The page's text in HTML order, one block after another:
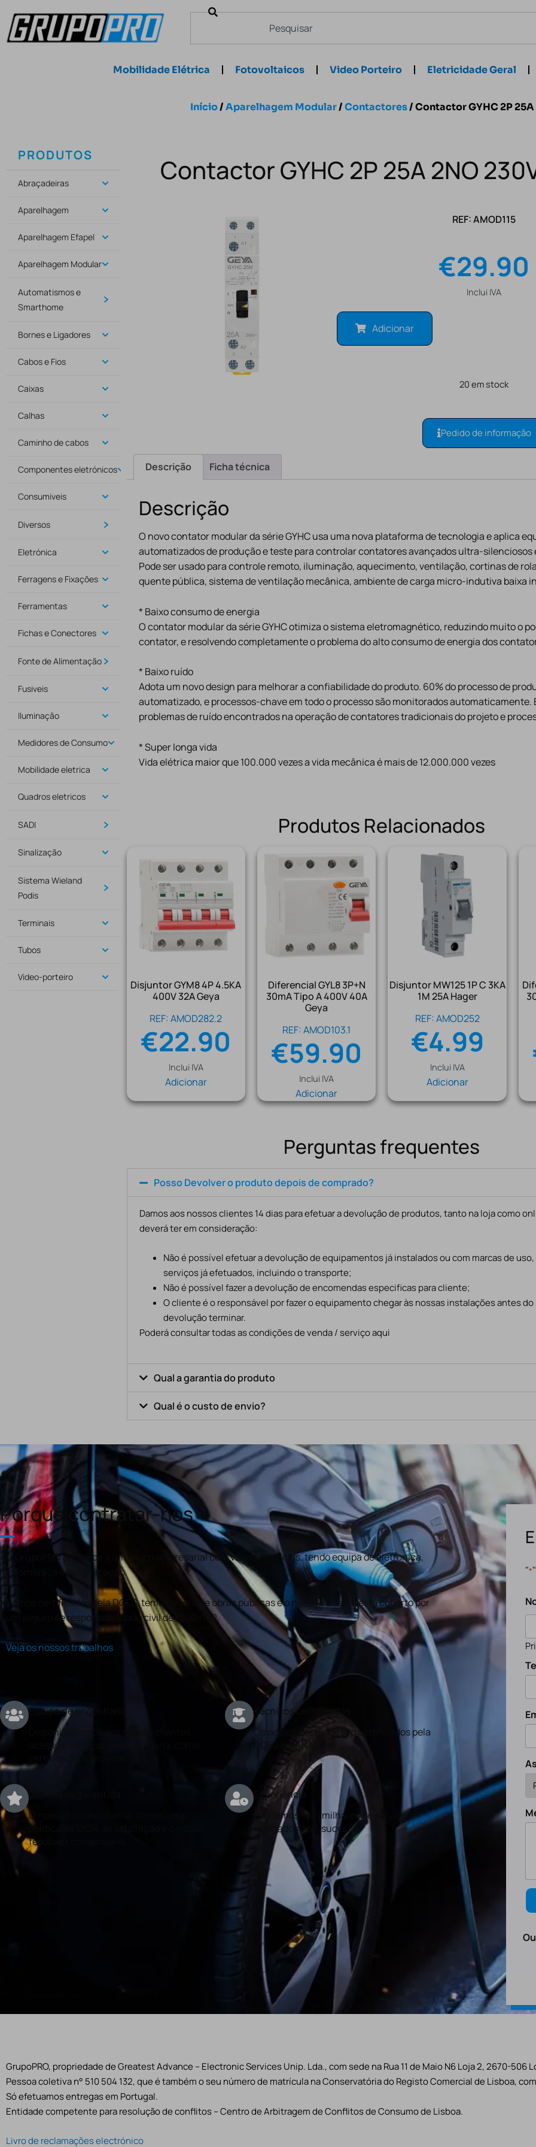
Mobilidade Elétrica Fotovoltaicos Video Porteiro Eletricidade Geral
Início/Aparelhagem Modular/Contactores/ Contactor GYHC 2P
PRODUTOS
Abraçadeiras
Aparelhagem
Aparelhagem Efapel
Aparelhagem Modular
Automatismos e
Smarthome
Bornes e Ligadores
Cabos e Fios
Caixas
Calhas
Caminho de cabos
Componentes eletrónicos
Consumiveis
Diversos
Eletrónica
Ferragens e Fixações
Ferramentas
Fichas e Conectores
Fonte de Alimentação
Fusiveis
Iluminação
Medidores de Consumo
Mobilidade eletrica
Quadros eletricos
SADI
Sinalização
Sistema Wieland
Podis
Terminais
Tubos
Video-porteiro
Contactor GYHC 2P 25A 2NO
REF: AMOD115
€29.90
Inclui IVA
Adicionar
20 em stock
Pedido de informação
Descrição Ficha técnica
Descrição
O novo contator modular da série GYHC usa uma nova plataforma de tecnologia e aplica
automatizados de produção e teste para controlar contatores avançados ultra-silenciosos
Pode ser usado para controle remoto, iluminação, aquecimento, ventilação, cortinas de
quente pública, sistema de ventilação mecânica, ambiente de carga micro-indutiva baixa
* Baixo consumo de energia
O contator modular da série GYHC otimiza o sistema eletromagnético, reduzindo muito o
contator, e resolvendo completamente o problema do alto consumo de energia dos
* Baixo ruído
Adota um novo design para melhorar a confiabilidade do produto. 60% do processo de
automatizado, e processos-chave em todo o processo são monitorados automaticamente.
problemas de ruído encontrados na operação de contatores tradicionais do projeto e
* Super longa vida
Vida elétrica maior que 100.000 vezes a vida mecânica é mais de 12.000.000 vezes
Produtos Relacionados
Disjuntor GYM8 4P 4.5KA
400V 32A Geya
REF: AMOD282.2
€22.90
Inclui IVA
Adicionar
Diferencial GYL8 3P+N
30mA Tipo A 400V 40A
Geya
REF: AMOD103.1
€59.90
Inclui IVA
Adicionar
Disjuntor MW125 1P C 3KA
1M 25A Hager
REF: AMOD252
€4.99
Inclui IVA
Adicionar
Perguntas frequentes
Posso Devolver o produto depois de comprado?
Damos aos nossos clientes 14 dias para efetuar a devolução de produtos, tanto na loja como
deverá ter em consideração:
Não é possível efetuar a devolução de equipamentos já instalados ou com marcas de
serviços já efetuados, incluindo o transporte;
Não é possível fazer a devolução de encomendas especificas para cliente;
O cliente é o responsável por fazer o equipamento chegar às nossas instalações antes
devolução terminar.
Poderá consultar todas as condições de venda / serviço aqui
Qual a garantia do produto
Qual é o custo de envio?
Porquê contratar-nos
O GrupoPRO pertence a um grupo empresarial com várias valências, tendo equipa de eletronica,
informática e programação.
Somos certificados pela DGEG, temos alvará de obras publicas e o nosso trabalho está coberto por
um seguro de responsabilidade civil de €100.000.
Veja os nossos trabalhos
Equipa de engenharia
Disponibilizamos aos nossos clientes
acesso a serviços de engenharia, como
certificados e projetos.
Técnicos certificados
Os nossos técnicos são certificados pela
DGEG e a ANACOM
O nosso foco é o cliente, temos uma
politica de 100% de satisfação e o nosso
feedback comprova-o.
Experiência
Contamos com milhares de serviços
realizados com sucesso.
"*
GrupoPRO, propriedade de Greatest Advance – Electronic Services Unip. Lda., com sede na Rua 11 de Maio N6 Loja 2, 2670-506
Pessoa coletiva n° 510 504 132, que é também o seu número de matrícula na Conservatória do Registo Comercial de Lisboa,
Só efetuamos entregas em Portugal.
Entidade competente para resolução de conflitos – Centro de Arbitragem de Conflitos de Consumo de Lisboa.
Livro de reclamações electrónico